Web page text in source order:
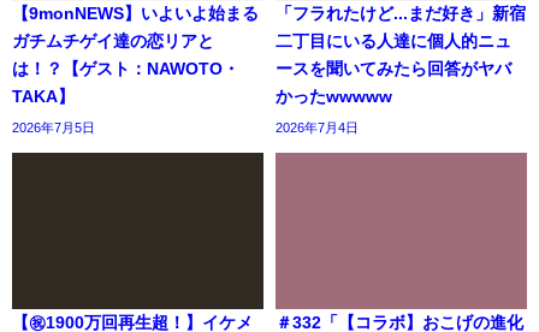
【9monNEWS】いよいよ始まる
ガチムチゲイ達の恋リアと
は！？【ゲスト：NAWOTO・
TAKA】
2026年7月5日
「フラれたけど...まだ好き」新宿
二丁目にいる人達に個人的ニュ
ースを聞いてみたら回答がヤバ
かったwwwww
2026年7月4日
【㊗️1900万回再生超！】イケメ
＃332「【コラボ】おこげの進化